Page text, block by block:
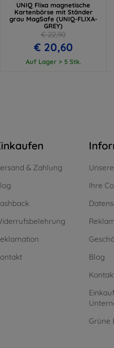
UNIQ Flixa magnetische
Kartenbörse mit Ständer
grau MagSafe (UNIQ-FLIXA-
GREY)
€ 22,90
€ 20,60
Auf Lager > 5 Stk.
& Zahlung
Ihre
Blog
Grüne